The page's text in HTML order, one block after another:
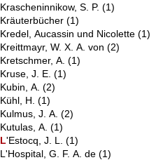
Krascheninnikow, S. P.(1)
Kräuterbücher(1)
Kredel, Aucassin und Nicolette(1)
Kreittmayr, W. X. A. von(2)
Kretschmer, A.(1)
Kruse, J. E.(1)
Kubin, A.(2)
Kühl, H.(1)
Kulmus, J. A.(2)
Kutulas, A.(1)
L'Estocq, J. L.(1)
L'Hospital, G. F. A. de(1)